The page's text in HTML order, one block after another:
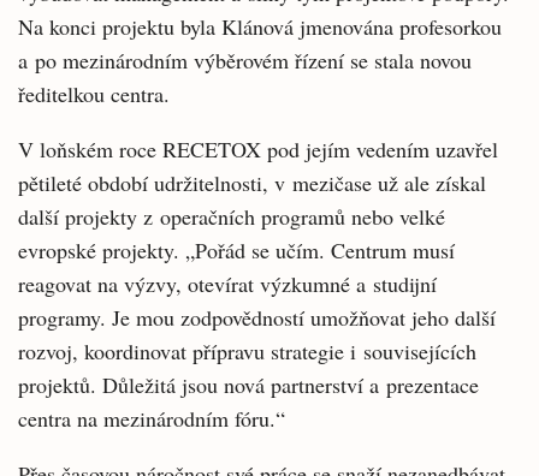
Na konci projektu byla Klánová jmenována profesorkou
a po mezinárodním výběrovém řízení se stala novou
ředitelkou centra.
V loňském roce RECETOX pod jejím vedením uzavřel
pětileté období udržitelnosti, v mezičase už ale získal
další projekty z operačních programů nebo velké
evropské projekty. „Pořád se učím. Centrum musí
reagovat na výzvy, otevírat výzkumné a studijní
programy. Je mou zodpovědností umožňovat jeho další
rozvoj, koordinovat přípravu strategie i souvisejících
projektů. Důležitá jsou nová partnerství a prezentace
centra na mezinárodním fóru.“